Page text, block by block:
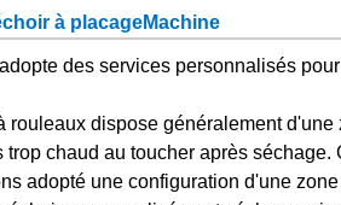
à placageMachine
des services personnalisés
dispose généralement
chaud au toucher après séchage.
adopté une configuration d'une